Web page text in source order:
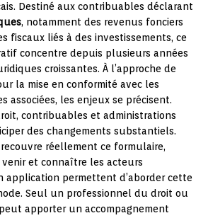
Destiné aux contribuables déclarant
, notamment des revenus fonciers
fiscaux liés à des investissements, ce
concentre depuis plusieurs années
croissantes. À l’approche de
la mise en conformité avec les
associées, les enjeux se précisent.
contribuables et administrations
des changements substantiels.
réellement ce formulaire,
et connaître les acteurs
application permettent d’aborder cette
Seul un professionnel du droit ou
apporter un accompagnement